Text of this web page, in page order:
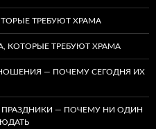
ТРЕБУЮТ ХРАМА
КОТОРЫЕ ТРЕБУЮТ ХРАМА
— ПОЧЕМУ СЕГОДНЯ ИХ
ПРАЗДНИКИ — ПОЧЕМУ НИ ОДИН